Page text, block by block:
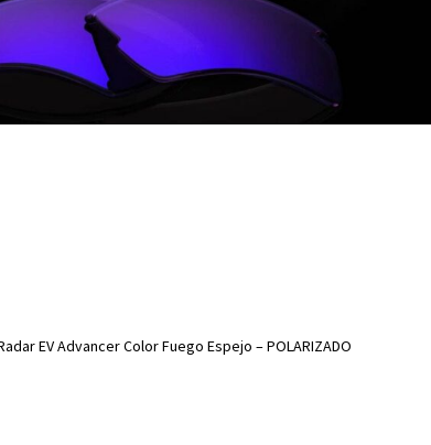
EV Advancer Color Fuego Espejo – POLARIZADO